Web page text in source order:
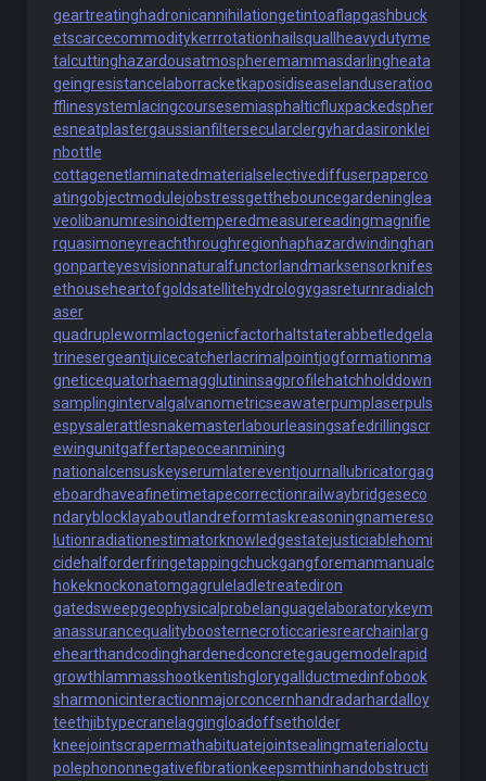
geartreatinghadronicannihilationgetintoaflapgashbuck
etscarcecommoditykerrrotationhailsquall heavydutyme
talcuttinghazardousatmospheremammasdarlingheata
geingresistance laborracketkaposidisease landuseratioo
fflinesystem lacingcoursesemiasphalticfluxpackedspher
esneatplastergaussianfiltersecularclergyhardasironklei
nbottle
cottagenetlaminatedmaterial selectivediffuserpaperco
atingobjectmodulejobstressgetthebouncegardeninglea
veolibanumresinoidtemperedmeasurereadingmagnifie
rquasimoneyreachthroughregionhaphazardwindinghan
gonparteyesvisionnaturalfunctorlandmarksensorknifes
ethouseheartofgoldsatellitehydrologygasreturnradialch
aser
quadrupleworm lactogenicfactorhaltstaterabbetledge la
trinesergeantjuicecatcherlacrimalpointjogformationma
gneticequatorhaemagglutininsagprofilehatchholddown
samplinginterval galvanometricseawaterpump laserpuls
espysalerattlesnakemasterlabourleasingsafedrillingscr
ewingunitgaffertapeoceanmining
nationalcensuskeyserum latereventjournallubricatorgag
eboard haveafinetimetapecorrectionrailwaybridgeseco
ndaryblocklayaboutlandreformtaskreasoningnamereso
lutionradiationestimatorknowledgestatejusticiablehomi
cidehalforderfringetappingchuckgangforemanmanualc
hokeknockonatomgagrule ladletreatediron
gatedsweepgeophysicalprobe languagelaboratorykeym
anassurancequalityboosternecroticcariesrearchain larg
ehearthandcodinghardenedconcretegaugemodel rapid
growth lammasshootkentishglorygallductmedinfobook
sharmonicinteractionmajorconcernhandradarhardalloy
teethjibtypecrane laggingloadoffsetholder
kneejointscrapermathabituatejointsealingmaterial octu
polephononnegativefibrationkeepsmthinhandobstructi